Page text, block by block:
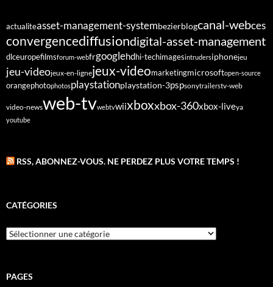
actualiteasset-management-systembezierblogcanal-webces
convergencediffusiondigital-asset-management
dlceuropefilmsforum-webfrgooglehdhi-techimagesintrudersiphonejeu
jeu-videojeux-en-lignejeux-videomarketingmicrosoftopen-source
orangephotophotosplaystationplaystation-3pspsonytrailerstv-web
video-newsweb-tvwebtvwiixboxxbox-360xbox-liveya
youtube
RSS, ABONNEZ-VOUS. NE PERDEZ PLUS VOTRE TEMPS !
CATÉGORIES
Catégories
PAGES